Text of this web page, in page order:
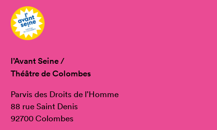
l’Avant Seine /
Théâtre de Colombes
Parvis des Droits de l’Homme
88 rue Saint Denis
92700 Colombes